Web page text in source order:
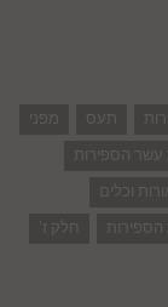
תעס
מפני
עשר הספירות
וכלים
הספירות
חלק ז'